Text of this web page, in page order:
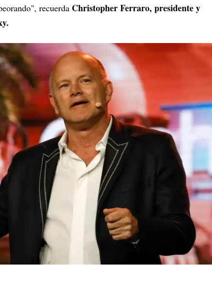
recuerda Christopher Ferraro, presidente y